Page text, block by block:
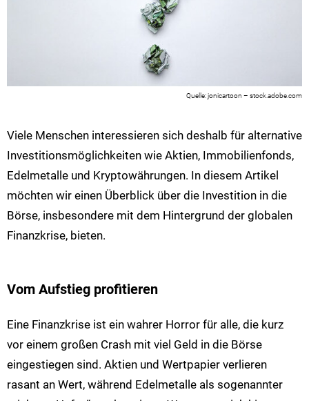
jonicartoon – stock.adobe.com
Viele Menschen interessieren sich deshalb für alternative
Investitionsmöglichkeiten wie Aktien, Immobilienfonds,
Edelmetalle und Kryptowährungen. In diesem Artikel
möchten wir einen Überblick über die Investition in die
Börse, insbesondere mit dem Hintergrund der globalen
Finanzkrise, bieten.
Vom Aufstieg profitieren
Eine Finanzkrise ist ein wahrer Horror für alle, die kurz
vor einem großen Crash mit viel Geld in die Börse
eingestiegen sind. Aktien und Wertpapier verlieren
rasant an Wert, während Edelmetalle als sogenannter